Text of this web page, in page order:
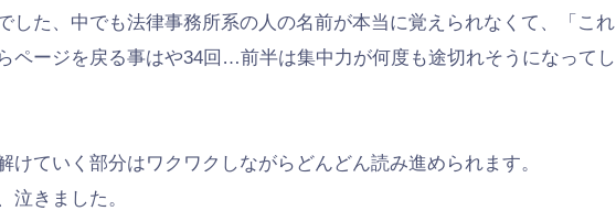
した、中でも法律事務所系の人の名前が本当に覚えられなくて、「これ
ページを戻る事はや34回…前半は集中力が何度も途切れそうになってし
けていく部分はワクワクしながらどんどん読み進められます。
泣きました。